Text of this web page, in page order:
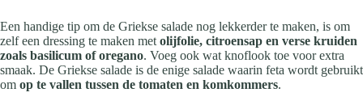
Een handige tip om de Griekse salade nog lekkerder te maken, is om
zelf een dressing te maken met olijfolie, citroensap en verse kruiden
zoals basilicum of oregano. Voeg ook wat knoflook toe voor extra
smaak. De Griekse salade is de enige salade waarin feta wordt gebruikt
om op te vallen tussen de tomaten en komkommers.